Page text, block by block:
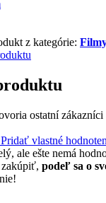
z kategórie:
ostatní zákazníci
Pridať vlastné
ale ešte nemá
podeľ sa o